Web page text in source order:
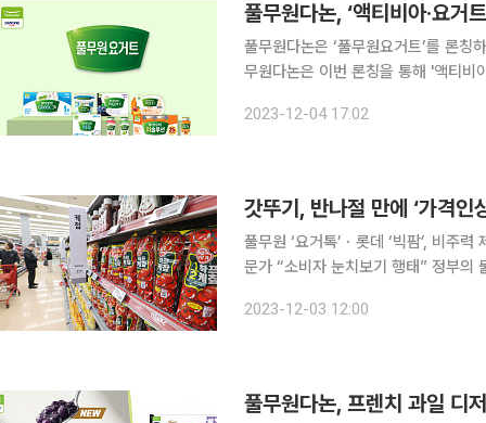
풀무원다논, ‘액티비아·요거
풀무원다논은 ‘풀무원요거트’를 론칭
무원다논은 이번 론칭을 통해 '액티비
토핑요거트 ‘요거톡’, 기능성 요거트 ‘
2023-12-04 17:02
갓뚜기, 반나절 만에 ‘가격인
풀무원 ‘요거톡’ㆍ롯데 ‘빅팜’, 비주
문가 “소비자 눈치보기 행태” 정부의 물가 안정 압박에 식품업체들이 줄줄이 가격 인상 계획을 철회
동결하는 경우가 대다수라 '보여주기
2023-12-03 12:00
풀무원다논, 프렌치 과일 디